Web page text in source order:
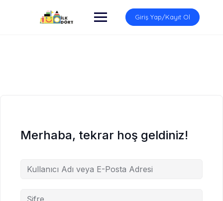
Giriş Yap/Kayıt Ol
Merhaba, tekrar hoş geldiniz!